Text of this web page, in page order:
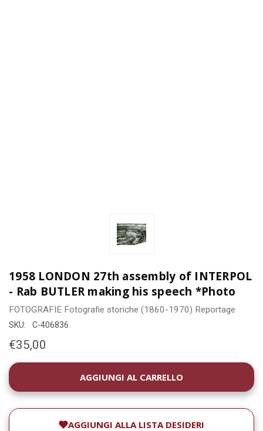
1958 LONDON 27th assembly of INTERPOL
- Rab BUTLER making his speech *Photo
FOTOGRAFIE Fotografie storiche (1860-1970) Reportage
SKU: C-406836
€35,00
DISPONIBILITÀ
ATTUALE:
AGGIUNGI ALLA LISTA DESIDERI